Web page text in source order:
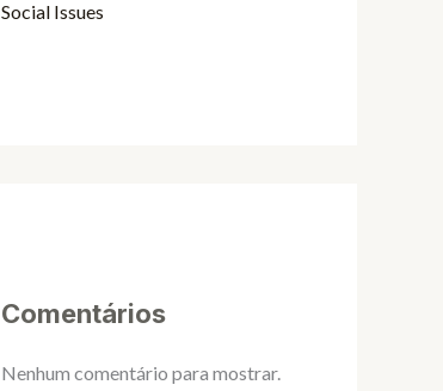
Social Issues
Comentários
Nenhum comentário para mostrar.